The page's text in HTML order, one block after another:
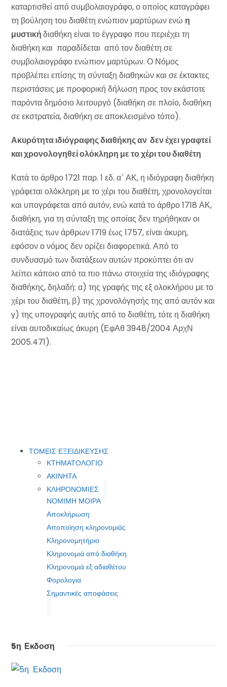
καταρτισθεί από συμβολαιογράφο, ο οποίος καταγράφει
τη βούληση του διαθέτη ενώπιον μαρτύρων ενώ η
μυστικήδιαθήκη είναι το έγγραφο που περιέχει τη
διαθήκη και παραδίδεται από τον διαθέτη σε
συμβολαιογράφο ενώπιον μαρτύρων. Ο Νόμος
προβλέπει επίσης τη σύνταξη διαθηκών και σε έκτακτες
περιστάσεις με προφορική δήλωση προς τον εκάστοτε
παρόντα δημόσιο λειτουργό (διαθήκη σε πλοίο, διαθήκη
σε εκστρατεία, διαθήκη σε αποκλεισμένο τόπο).
Ακυρότητα ιδιόγραφης διαθήκης αν δεν έχει γραφτεί
και χρονολογηθεί ολόκληρη με το χέρι του διαθέτη
Κατά το άρθρο 1721 παρ. 1 εδ. α` ΑΚ, η ιδιόγραφη διαθήκη
γράφεται ολόκληρη με το χέρι του διαθέτη, χρονολογείται
και υπογράφεται από αυτόν, ενώ κατά το άρθρο 1718 ΑΚ,
διαθήκη, για τη σύνταξη της οποίας δεν τηρήθηκαν οι
διατάξεις των άρθρων 1719 έως 1757, είναι άκυρη,
εφόσον ο νόμος δεν ορίζει διαφορετικά. Από το
συνδυασμό των διατάξεων αυτών προκύπτει ότι αν
λείπει κάποιο από τα πιο πάνω στοιχεία της ιδιόγραφης
διαθήκης, δηλαδή: α) της γραφής της εξ ολοκλήρου με το
χέρι του διαθέτη, β) της χρονολόγησής της από αυτόν και
γ) της υπογραφής αυτής από το διαθέτη, τότε η διαθήκη
είναι αυτοδικαίως άκυρη (ΕφΑθ 3948/2004 ΑρχΝ
2005.471).
ΤΟΜΕΙΣ ΕΞΕΙΔΙΚΕΥΣΗΣ
ΚΤΗΜΑΤΟΛΟΓΙΟ
ΑΚΙΝΗΤΑ
ΚΛΗΡΟΝΟΜΙΕΣ
ΝΟΜΙΜΗ ΜΟΙΡΑ
Αποκλήρωση
Αποποίηση κληρονομιάς
Κληρονομητήριο
Κληρονομιά από διαθήκη
Κληρονομιά εξ αδιαθέτου
Φορολογια
Σημαντικές αποφάσεις
5η Εκδοση